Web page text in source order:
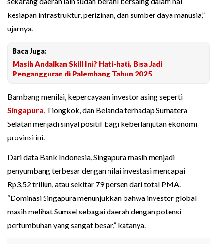
kesiapan infrastruktur, perizinan, dan sumber daya manusia,”
ujarnya.
Baca Juga:
Masih Andalkan Skill Ini? Hati-hati, Bisa Jadi
Pengangguran di Palembang Tahun 2025
Bambang menilai, kepercayaan investor asing seperti
Singapura, Tiongkok, dan Belanda terhadap Sumatera
Selatan menjadi sinyal positif bagi keberlanjutan ekonomi
provinsi ini.
Dari data Bank Indonesia, Singapura masih menjadi
penyumbang terbesar dengan nilai investasi mencapai
Rp3,52 triliun, atau sekitar 79 persen dari total PMA.
“Dominasi Singapura menunjukkan bahwa investor global
masih melihat Sumsel sebagai daerah dengan potensi
pertumbuhan yang sangat besar,” katanya.